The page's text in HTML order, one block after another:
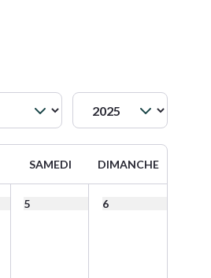
SAMEDI DIMANCHE
5 6